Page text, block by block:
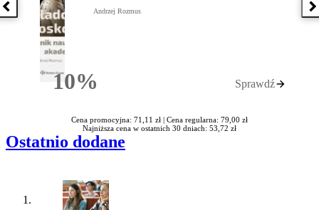
Poprzednia książka
10%Rabatu
Andrzej Rozmus
Sprawdź
Cena promocyjna: 71,11 zł | Cena regularna: 79,00 zł
Najniższa cena w ostatnich 30 dniach: 53,72 zł
Ostatnio dodane